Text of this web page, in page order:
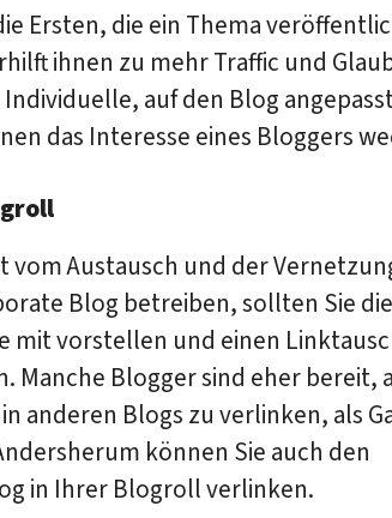
Ersten, die ein Thema
ihnen zu mehr Traffic und
auf den Blog
das Interesse eines Bloggers
vom Austausch und der
Blog betreiben, sollten Sie
mit vorstellen und einen
Manche Blogger sind eher bereit,
anderen Blogs zu verlinken, als
können Sie auch den
in Ihrer Blogroll verlinken.